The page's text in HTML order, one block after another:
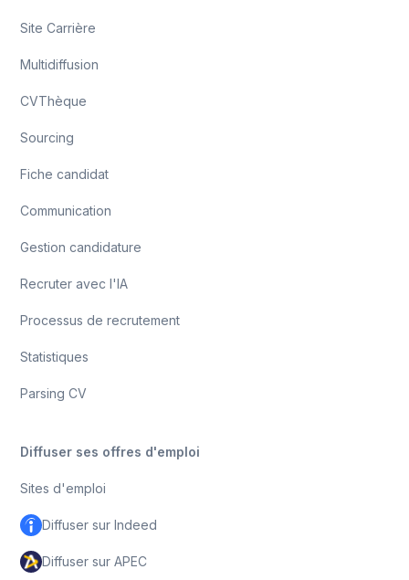
Site Carrière
Multidiffusion
CVThèque
Sourcing
Fiche candidat
Communication
Gestion candidature
Recruter avec l'IA
Processus de recrutement
Statistiques
Parsing CV
Diffuser ses offres d'emploi
Sites d'emploi
Diffuser sur Indeed
Diffuser sur APEC